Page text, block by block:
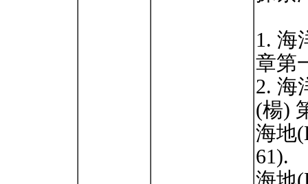
1. 海
章第
2. 海
(楊)
海地
61).